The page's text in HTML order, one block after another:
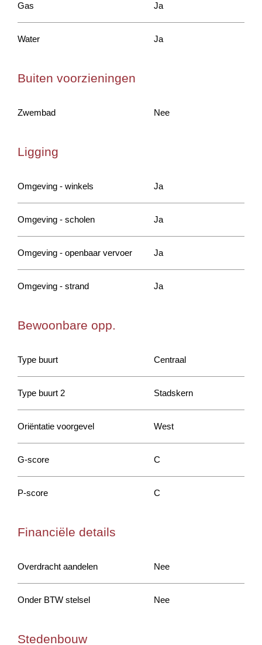
Gas Ja
Water Ja
Buiten voorzieningen
Zwembad Nee
Ligging
Omgeving - winkels Ja
Omgeving - scholen Ja
Omgeving - openbaar vervoer Ja
Omgeving - strand Ja
Bewoonbare opp.
Type buurt Centraal
Type buurt 2 Stadskern
Oriëntatie voorgevel West
G-score C
P-score C
Financiële details
Overdracht aandelen Nee
Onder BTW stelsel Nee
Stedenbouw